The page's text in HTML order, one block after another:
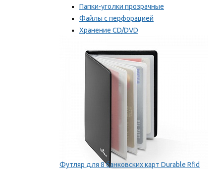
Папки-уголки прозрачные
Файлы с перфорацией
Хранение CD/DVD
Мы рекомендуем
Футляр для 8 банковских карт Durable Rfid